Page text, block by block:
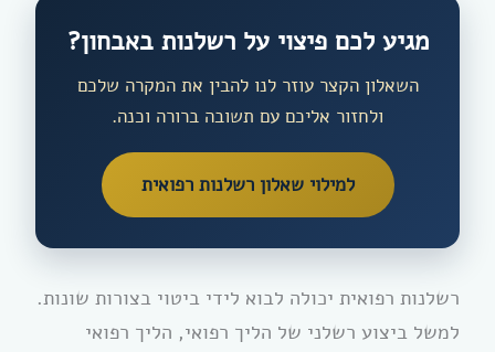
מגיע לכם פיצוי על רשלנות באבחון?
השאלון הקצר עוזר לנו להבין את המקרה שלכם
ולחזור אליכם עם תשובה ברורה וכנה.
למילוי שאלון רשלנות רפואית
רשלנות רפואית יכולה לבוא לידי ביטוי בצורות שונות.
למשל ביצוע רשלני של הליך רפואי, הליך רפואי